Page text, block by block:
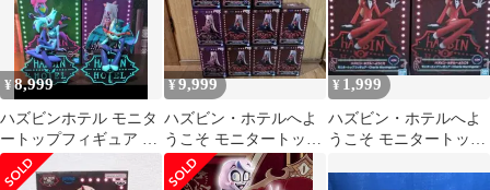
¥8,999
ハズビンホテル モニタ
ートップフィギュア ま
とめ売り フィギュア
¥9,999
ハズビン・ホテルへよ
うこそ モニタートップ
フィギュア Vaggie
¥ 1,999
ハズビン・ホテルへよ
うこそ モニタートップ
2点セット